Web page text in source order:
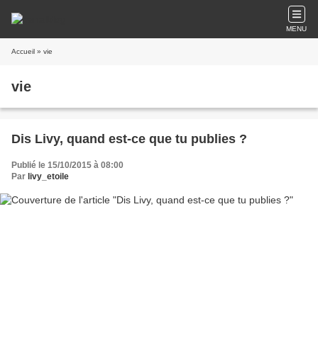
MENU
Accueil » vie
vie
Dis Livy, quand est-ce que tu publies ?
Publié le 15/10/2015 à 08:00
Par livy_etoile